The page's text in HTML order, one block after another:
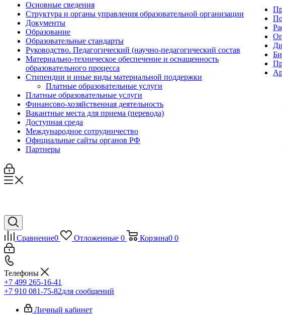
Основные сведения
Структура и органы управления образовательной организации
Документы
Образование
Образовательные стандарты
Руководство. Педагогический (научно-педагогический состав
Материально-техническое обеспечение и оснащенность
образовательного процесса
Стипендии и иные виды материальной поддержки
Платные образовательные услуги
Платные образовательные услуги
Финансово-хозяйственная деятельность
Вакантные места для приема (перевода)
Доступная среда
Международное сотрудничество
Официальные сайты органов РФ
Партнеры
Сравнение0 Отложенные 0 Корзина0 0
Телефоны
+7 499 265-16-41
+7 910 081-75-82для сообщений
Личный кабинет